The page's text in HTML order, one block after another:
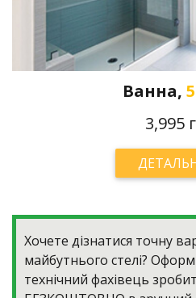
Ванна,
3,995
Хочете дізнатися точну
майбутнього стелі?
технічний фахівець